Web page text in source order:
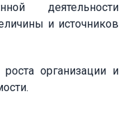
деятельности
и источников
организации и